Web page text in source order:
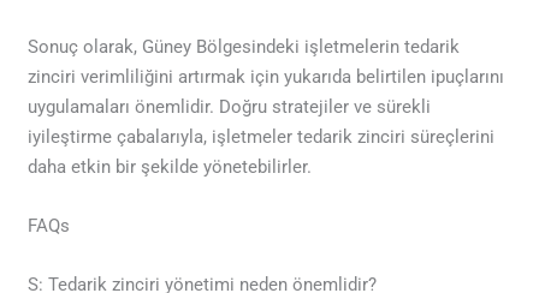
Sonuç olarak, Güney Bölgesindeki işletmelerin tedarik
zinciri verimliliğini artırmak için yukarıda belirtilen ipuçlarını
uygulamaları önemlidir. Doğru stratejiler ve sürekli
iyileştirme çabalarıyla, işletmeler tedarik zinciri süreçlerini
daha etkin bir şekilde yönetebilirler.
FAQs
S: Tedarik zinciri yönetimi neden önemlidir?